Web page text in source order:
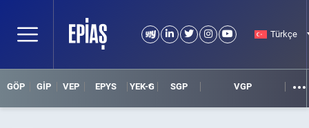
Türkçe
GÖP GİP VEP EPYS YEK-G SGP VGP